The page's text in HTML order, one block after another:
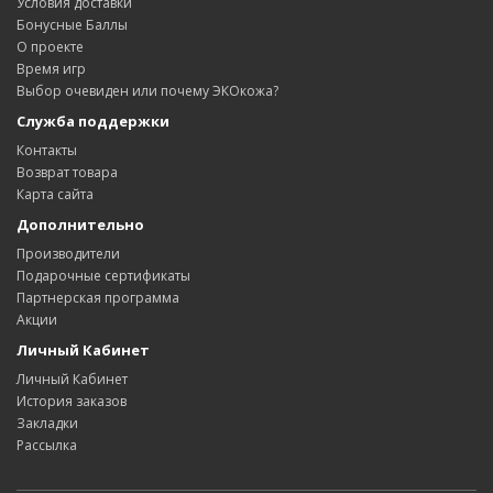
Бонусные Баллы
О проекте
Время игр
Выбор очевиден или почему ЭКОкожа?
Служба поддержки
Контакты
Возврат товара
Карта сайта
Дополнительно
Производители
Подарочные сертификаты
Партнерская программа
Акции
Личный Кабинет
Личный Кабинет
История заказов
Закладки
Рассылка